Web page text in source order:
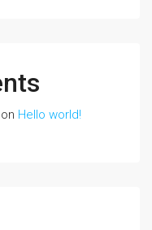
on Hello world!